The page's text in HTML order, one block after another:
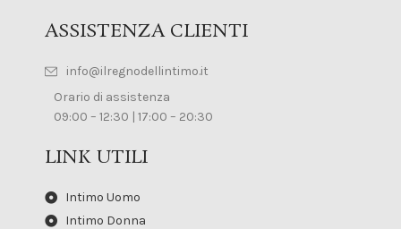
ASSISTENZA CLIENTI
info@ilregnodellintimo.it
Orario di assistenza
09:00 – 12:30 | 17:00 – 20:30
LINK UTILI
Intimo Uomo
Intimo Donna